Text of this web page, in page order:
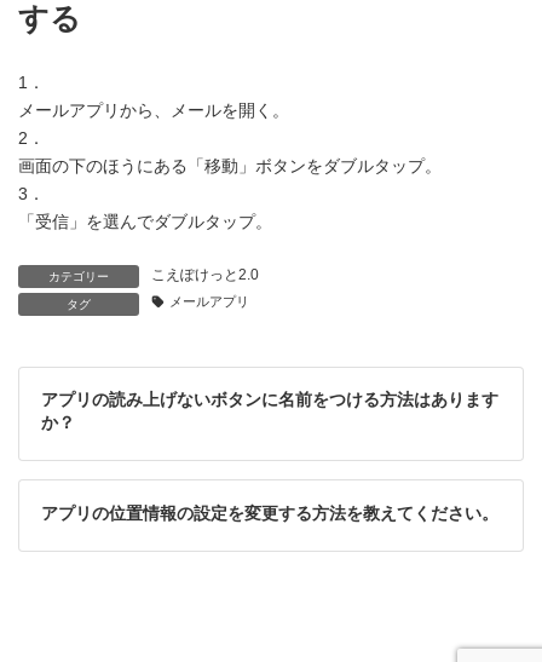
する
1．
メールアプリから、メールを開く。
2．
画面の下のほうにある「移動」ボタンをダブルタップ。
3．
「受信」を選んでダブルタップ。
カテゴリー こえぽけっと2.0
タグ メールアプリ
アプリの読み上げないボタンに名前をつける方法はあります
か？
アプリの位置情報の設定を変更する方法を教えてください。